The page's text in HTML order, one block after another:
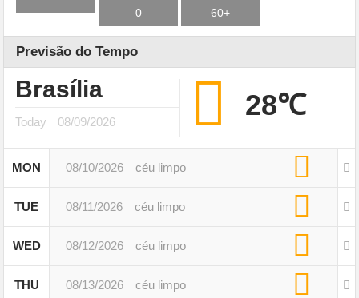
0 60+
Previsão do Tempo
Brasília
Today 08/09/2026
28℃
MON 08/10/2026 céu limpo
TUE 08/11/2026 céu limpo
WED 08/12/2026 céu limpo
THU 08/13/2026 céu limpo